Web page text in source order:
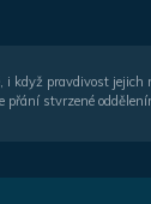
i když pravdivost
stvrzené